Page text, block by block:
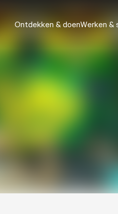
Ontdekken & doenWerken &